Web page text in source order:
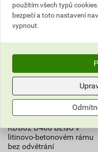
Poklop šachtový Best
KDB02 D400 BEGU v
litinovo-betonovém rámu
bez odvětrání
použitím všech typů
bezpečí a toto nastavení
vypnout.